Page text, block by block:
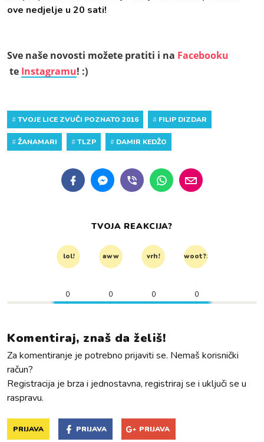
ove nedjelje u 20 sati!
Sve naše novosti možete pratiti i na Facebooku
te Instagramu! :)
#TVOJE LICE ZVUČI POZNATO 2016 # FILIP DIZDAR
#ŽANAMARI #TLZP # DAMIR KEDŽO
TVOJA REAKCIJA?
lol! aww vrh! woot?!
0 0 0 0
Komentiraj, znaš da želiš!
Za komentiranje je potrebno prijaviti se. Nemaš korisnički
račun?
Registracija je brza i jednostavna, registriraj se i uključi se u
raspravu.
PRIJAVA PRIJAVA PRIJAVA